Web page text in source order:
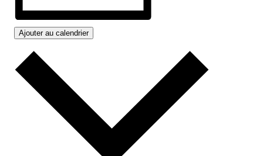
Ajouter au calendrier